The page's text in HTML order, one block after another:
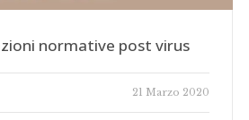
normative post virus
21 Marzo 2020